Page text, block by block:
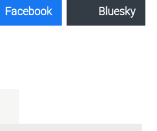
Facebook Bluesky